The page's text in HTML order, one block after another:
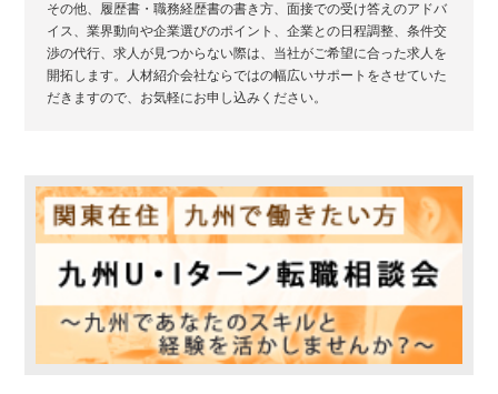
その他、履歴書・職務経歴書の書き方、面接での受け答えのアドバ
イス、業界動向や企業選びのポイント、企業との日程調整、条件交
渉の代行、求人が見つからない際は、当社がご希望に合った求人を
開拓します。人材紹介会社ならではの幅広いサポートをさせていた
だきますので、お気軽にお申し込みください。